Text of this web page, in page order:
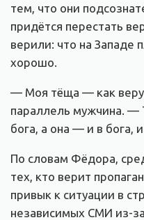
тем, что они
придётся перестать
верили: что на Западе
хорошо.
— Моя тёща — как
параллель мужчина. —
бога, а она — и в бога, и
По словам Фёдора,
тех, кто верит
привык к ситуации в
независимых СМИ из-